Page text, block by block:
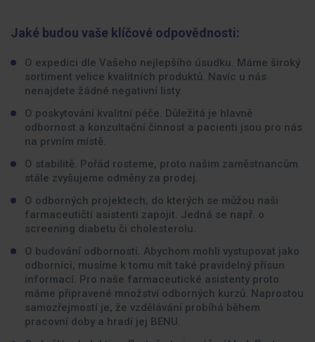
Jaké budou vaše klíčové odpovědnosti:
O expedici dle Vašeho nejlepšího úsudku. Máme široký
sortiment velice kvalitních produktů. Navíc u nás
nenajdete žádné negativní listy.
O poskytování kvalitní péče. Důležitá je hlavně
odbornost a konzultační činnost a pacienti jsou pro nás
na prvním místě.
O stabilitě. Pořád rosteme, proto našim zaměstnancům
stále zvyšujeme odměny za prodej.
O odborných projektech, do kterých se můžou naši
farmaceutičtí asistenti zapojit. Jedná se např. o
screening diabetu či cholesterolu.
O budování odbornosti. Abychom mohli vystupovat jako
odborníci, musíme k tomu mít také pravidelný přísun
informací. Pro naše farmaceutické asistenty proto
máme připravené množství odborných kurzů. Naprostou
samozřejmostí je, že vzdělávání probíhá během
pracovní doby a hradí jej BENU.